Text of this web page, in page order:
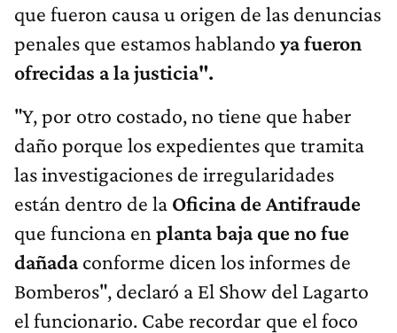
que fueron causa u origen de las denuncias
penales que estamos hablando ya fueron
ofrecidas a la justicia".
"Y, por otro costado, no tiene que haber
daño porque los expedientes que tramita
las investigaciones de irregularidades
están dentro de la Oficina de Antifraude
que funciona en planta baja que no fue
dañadaconforme dicen los informes de
Bomberos", declaró a El Show del Lagarto
el funcionario. Cabe recordar que el foco